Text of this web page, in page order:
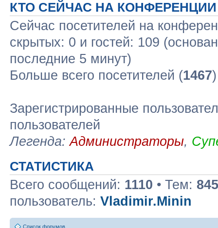
КТО СЕЙЧАС НА КОНФЕРЕНЦИИ
Сейчас посетителей на
скрытых: 0 и гостей: 109
последние 5 минут)
Больше всего посетителей (1467
Зарегистрированные
пользователей
Легенда:Администраторы,
СТАТИСТИКА
Всего сообщений: 1110 • Тем: 845
пользователь: Vladimir.Minin
Список форумов